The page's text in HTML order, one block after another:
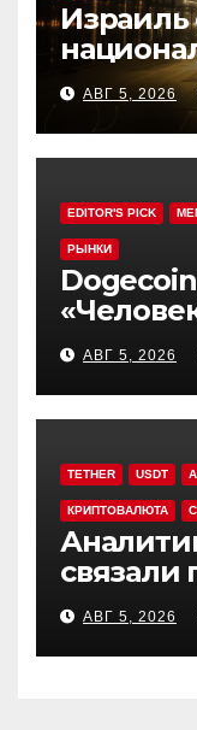
Израиль
АВГ 5, 2026
EDITOR'S PICK
РЫНКИ
АВГ 5, 2026
TETHER USDT
КРИПТОВАЛЮТА
связали
с
USDT
АВГ 5, 2026